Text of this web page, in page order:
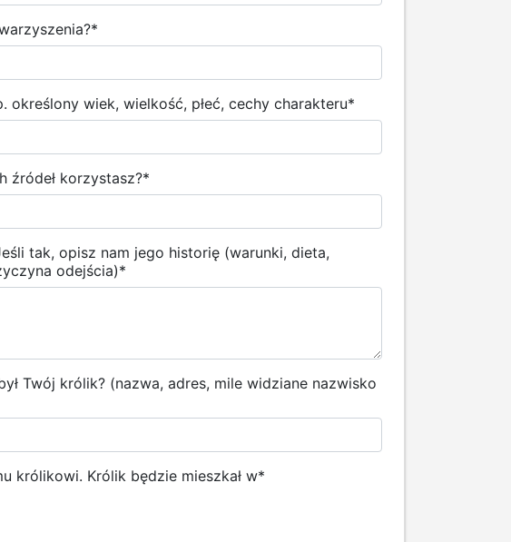
*
wiek, wielkość, płeć, cechy charakteru*
źródeł korzystasz?*
tak, opisz nam jego historię (warunki, dieta,
odejścia)*
Twój królik? (nazwa, adres, mile widziane nazwisko
królikowi. Królik będzie mieszkał w*